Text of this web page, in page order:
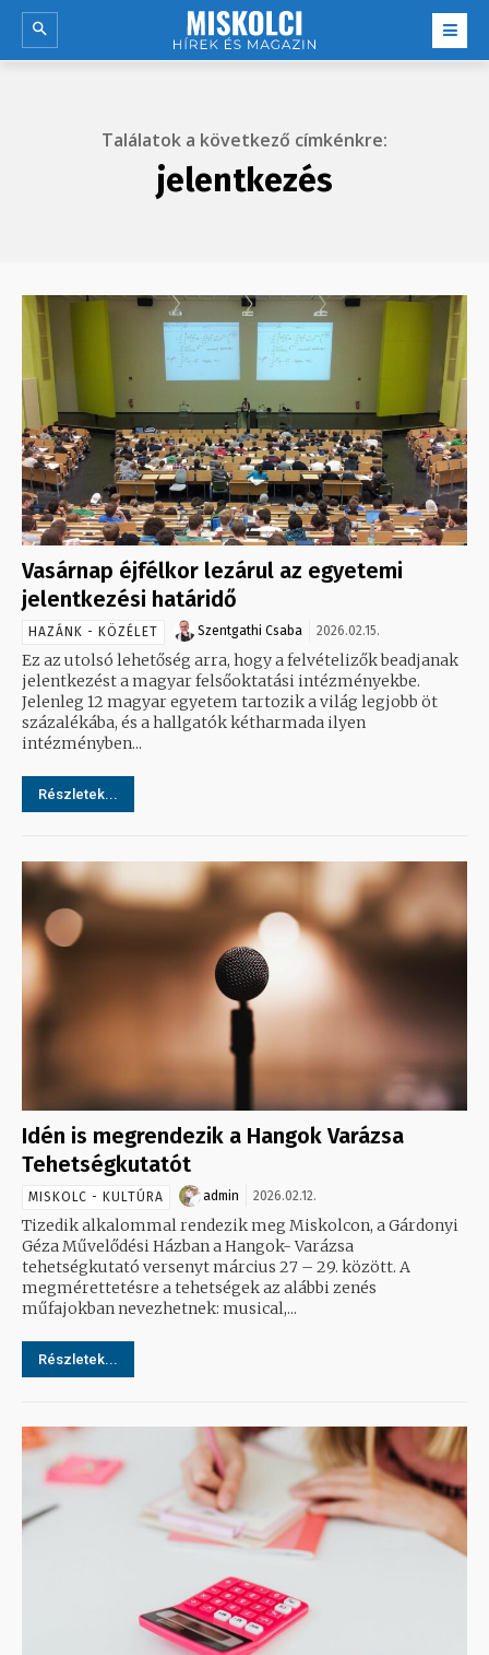
Találatok a következő címkénkre:
jelentkezés
Vasárnap éjfélkor lezárul az egyetemi
jelentkezési határidő
HAZÁNK - KÖZÉLET Szentgathi Csaba 2026.02.15.
Ez az utolsó lehetőség arra, hogy a felvételizők beadjanak
jelentkezést a magyar felsőoktatási intézményekbe.
Jelenleg 12 magyar egyetem tartozik a világ legjobb öt
százalékába, és a hallgatók kétharmada ilyen
intézményben...
Részletek...
Idén is megrendezik a Hangok Varázsa
Tehetségkutatót
MISKOLC - KULTÚRA admin 2026.02.12.
Tizedik alkalommal rendezik meg Miskolcon, a Gárdonyi
Géza Művelődési Házban a Hangok- Varázsa
tehetségkutató versenyt március 27 – 29. között. A
megmérettetésre a tehetségek az alábbi zenés
műfajokban nevezhetnek: musical,...
Részletek...